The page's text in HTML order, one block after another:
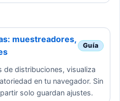
muestreadores,
de distribuciones, visualiza
en tu navegador. Sin
solo guardan ajustes.